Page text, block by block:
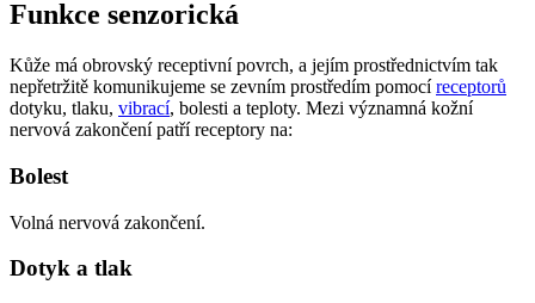
Funkce senzorická
Kůže má obrovský receptivní povrch, a jejím prostřednictvím tak
nepřetržitě komunikujeme se zevním prostředím pomocíreceptorů
dotyku, tlaku, vibrací, bolesti a teploty. Mezi významná kožní
nervová zakončení patří receptory na:
Bolest
Volná nervová zakončení.
Dotyk a tlak